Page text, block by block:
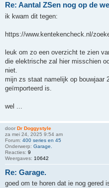
Re: Aantal ZSen nog op de
ik kwam dit tegen:
https://www.kentekencheck.nl/
leuk om zo een overzicht te zien
die elektrische zal hier misschien
niet.
mijn zs staat namelijk op bouwjaar
geïmporteerd is.
wel ...
door Dr Doggystyle
za mei 24, 2025 9:54 am
Forum: 400 series en 45
Onderwerp: Garage.
Reacties: 9
Weergaves: 10642
Re: Garage.
goed om te horen dat ie nog gered